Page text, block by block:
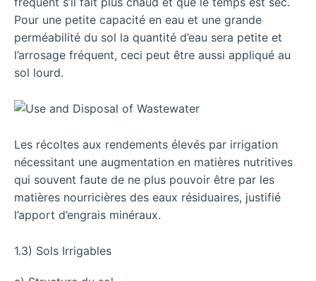
Pour une petite capacité en eau et une grande
perméabilité du sol la quantité d’eau sera petite et
l’arrosage fréquent, ceci peut être aussi appliqué au
sol lourd.
Les récoltes aux rendements élevés par irrigation
nécessitant une augmentation en matières nutritives
qui souvent faute de ne plus pouvoir être par les
matières nourricières des eaux résiduaires, justifié
l’apport d’engrais minéraux.
1.3) Sols Irrigables